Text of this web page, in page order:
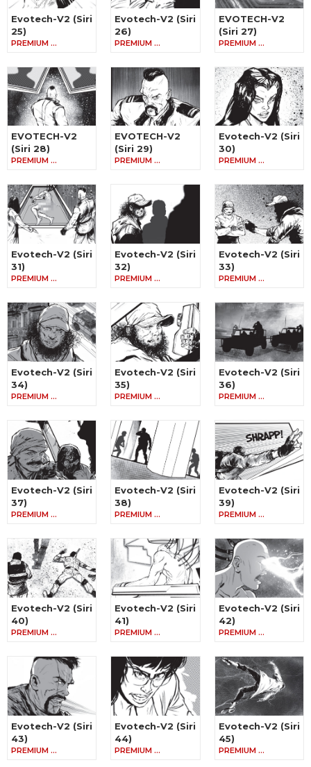
Evotech-V2 (Siri
25)
PREMIUM …
Evotech-V2 (Siri
26)
PREMIUM …
EVOTECH-V2
(Siri 27)
PREMIUM …
EVOTECH-V2
(Siri 28)
PREMIUM …
EVOTECH-V2
(Siri 29)
PREMIUM …
Evotech-V2 (Siri
30)
PREMIUM …
Evotech-V2 (Siri
31)
PREMIUM …
Evotech-V2 (Siri
32)
PREMIUM …
Evotech-V2 (Siri
33)
PREMIUM …
Evotech-V2 (Siri
34)
PREMIUM …
Evotech-V2 (Siri
35)
PREMIUM …
Evotech-V2 (Siri
36)
PREMIUM …
Evotech-V2 (Siri
37)
PREMIUM …
Evotech-V2 (Siri
38)
PREMIUM …
Evotech-V2 (Siri
39)
PREMIUM …
Evotech-V2 (Siri
40)
PREMIUM …
Evotech-V2 (Siri
41)
PREMIUM …
Evotech-V2 (Siri
42)
PREMIUM …
Evotech-V2 (Siri
43)
PREMIUM …
Evotech-V2 (Siri
44)
PREMIUM …
Evotech-V2 (Siri
45)
PREMIUM …